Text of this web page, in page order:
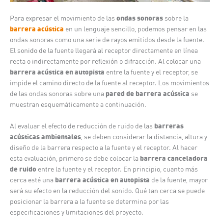
Para expresar el movimiento de las ondas sonoras sobre la
barrera acústica en un lenguaje sencillo, podemos pensar en las
ondas sonoras como una serie de rayos emitidos desde la fuente.
El sonido de la fuente llegará al receptor directamente en línea
recta o indirectamente por reflexión o difracción. Al colocar una
barrera acústica en autopista entre la fuente y el receptor, se
impide el camino directo de la fuente al receptor. Los movimientos
de las ondas sonoras sobre una pared de barrera acústica se
muestran esquemáticamente a continuación.
Al evaluar el efecto de reducción de ruido de las barreras
acústicas ambientales , se deben considerar la distancia, altura y
diseño de la barrera respecto a la fuente y el receptor. Al hacer
esta evaluación, primero se debe colocar la barrera canceladora
de ruido entre la fuente y el receptor. En principio, cuanto más
cerca esté una barrera acústica en autopista de la fuente, mayor
será su efecto en la reducción del sonido. Qué tan cerca se puede
posicionar la barrera a la fuente se determina por las
especificaciones y limitaciones del proyecto.